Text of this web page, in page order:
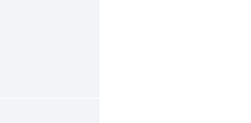
Veranstaltung markierte das 10-
und Ansprüche des AN aus